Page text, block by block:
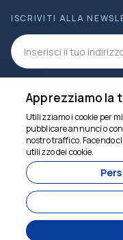
ISCRIVITI ALLA
SOCIAL MEDIA
Apprezziamo la
Utilizziamo i cookie per
pubblicare annunci o
nostro traffico. Facendo
utilizzo dei cookie.
Siamo qui per